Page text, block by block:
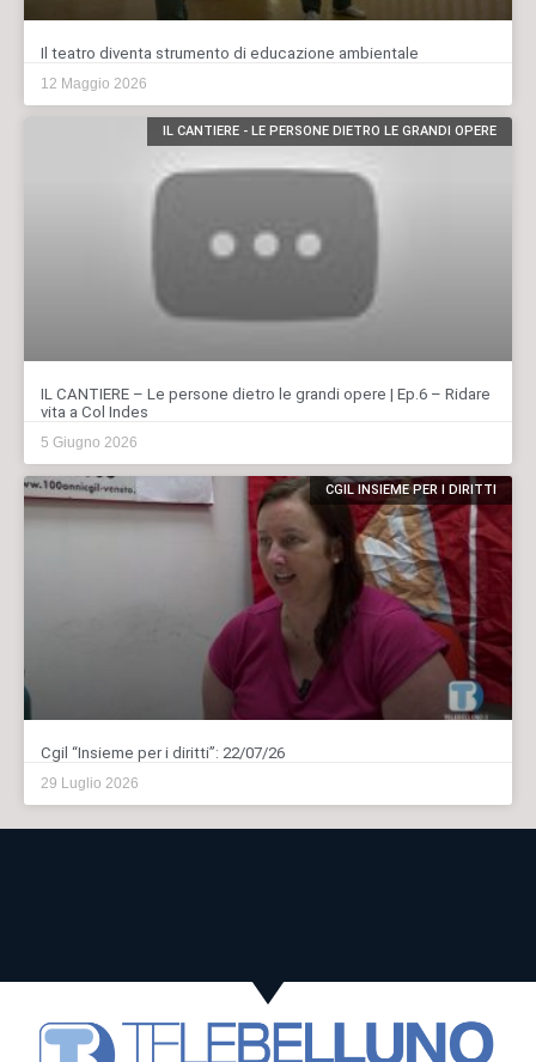
Il teatro diventa strumento di educazione ambientale
12 Maggio 2026
IL CANTIERE - LE PERSONE DIETRO LE GRANDI OPERE
IL CANTIERE – Le persone dietro le grandi opere | Ep.6 – Ridare
vita a Col Indes
5 Giugno 2026
CGIL INSIEME PER I DIRITTI
Cgil “Insieme per i diritti”: 22/07/26
29 Luglio 2026